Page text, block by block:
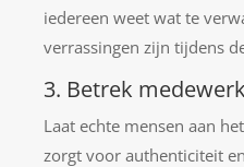
iedereen weet wat te
verrassingen zijn tijdens
3. Betrek
Laat echte mensen aan
zorgt voor authenticiteit